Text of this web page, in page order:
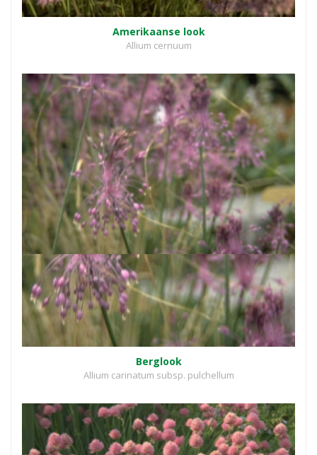
Amerikaanse look
Allium cernuum
Berglook
Allium carinatum subsp. pulchellum